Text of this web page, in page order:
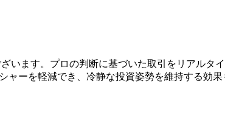
います。プロの判断に基づいた取引をリアルタ
ーを軽減でき、冷静な投資姿勢を維持する効果